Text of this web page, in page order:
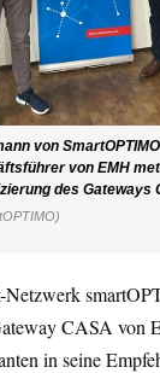
von
von EMH
des Gateways
Netzwerk
CASA von
in seine